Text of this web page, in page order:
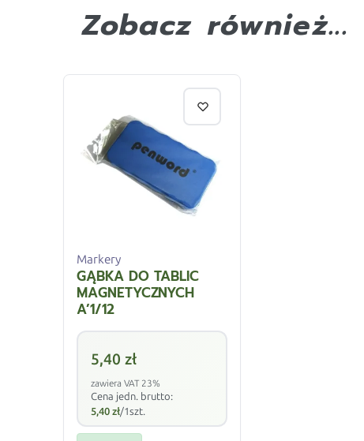
Zobacz również...
Markery
GĄBKA DO TABLIC
MAGNETYCZNYCH
A’1/12
5,40zł
zawiera VAT 23%
Cena jedn. brutto:
5,40zł/1szt.